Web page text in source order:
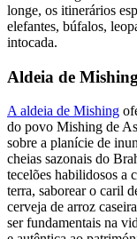
longe, os itinerários
elefantes, búfalos,
intocada.
Aldeia de Mishing
A aldeia de Mishing
do povo Mishing de
sobre a planície de
cheias sazonais do
tecelões habilidosos a
terra, saborear o caril
cerveja de arroz
ser fundamentais na